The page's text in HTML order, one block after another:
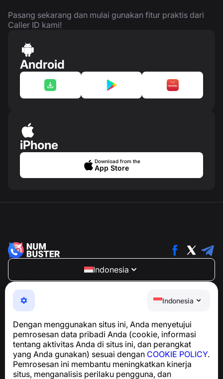
Indonesia
Dengan menggunakan situs ini, Anda menyetujui
pemrosesan data pribadi Anda (cookie, informasi
tentang aktivitas Anda di situs ini, dan perangkat
yang Anda gunakan) sesuai dengan COOKIE POLICY.
Pemrosesan ini membantu meningkatkan kinerja
situs, menganalisis perilaku pengguna, dan
Pasang sekarang dan mulai gunakan fitur praktis dari
Caller ID kami!
Android
iPhone
Download from the
App Store
Indonesia
NumBuster © 2013—2026 ·
Aplikasi yang mudah digunakan untuk melindungi Anda
dari penipuan telepon, spam, dan pesan yang tidak
Untuk pertanyaan terkait kepatuhan GDPR:
support@numbuster.com
Pusat Bantuan